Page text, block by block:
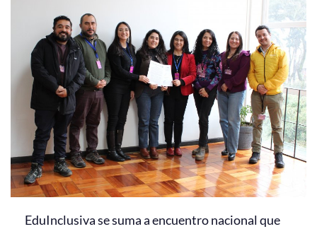
EduInclusiva se suma a encuentro nacional que